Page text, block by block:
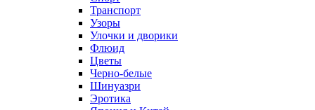
Транспорт
Узоры
Улочки и дворики
Флюид
Цветы
Черно-белые
Шинуазри
Эротика